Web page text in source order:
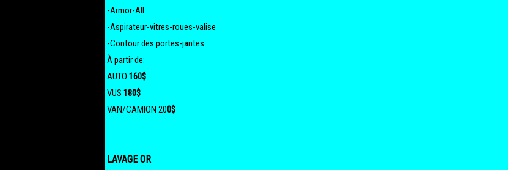
-Armor-All
-Aspirateur-vitres-roues-valise
-Contour des portes-jantes
À partir de:
AUTO 160$
VUS 180$
VAN/CAMION 200$
LAVAGE OR